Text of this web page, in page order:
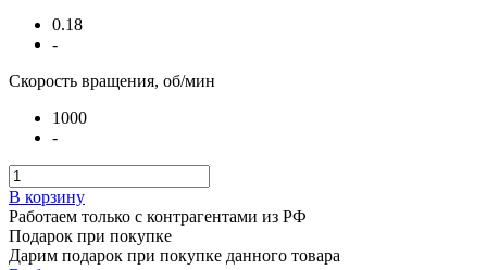
0.18
-
Скорость вращения, об/мин
1000
-
В корзину
Работаем только с контрагентами из РФ
Подарок при покупке
Дарим подарок при покупке данного товара